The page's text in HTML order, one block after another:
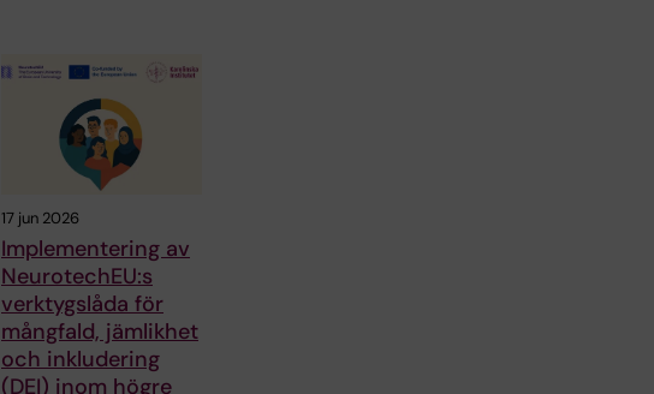
17 jun 2026
Implementering av
NeurotechEU:s
verktygslåda för
mångfald, jämlikhet
och inkludering
(DEI) inom högre